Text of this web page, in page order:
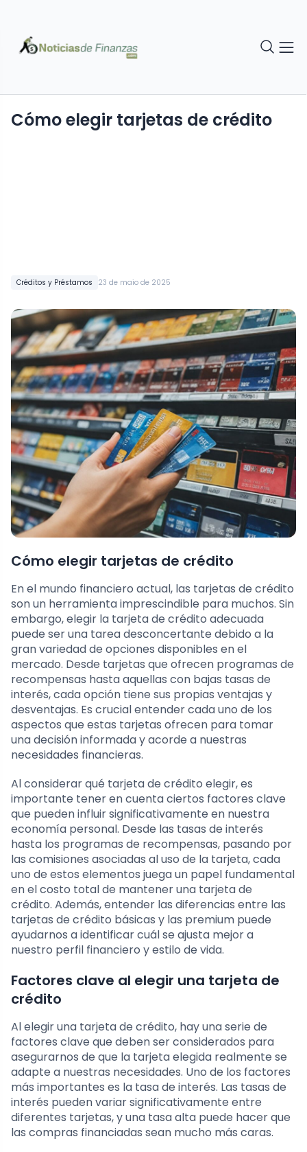
Créditos y Préstamos 23 de maio de 2025
Cómo elegir tarjetas de crédito
Cómo elegir tarjetas de crédito
En el mundo financiero actual, las tarjetas de crédito
son un herramienta imprescindible para muchos. Sin
embargo, elegir la tarjeta de crédito adecuada
puede ser una tarea desconcertante debido a la
gran variedad de opciones disponibles en el
mercado. Desde tarjetas que ofrecen programas de
recompensas hasta aquellas con bajas tasas de
interés, cada opción tiene sus propias ventajas y
desventajas. Es crucial entender cada uno de los
aspectos que estas tarjetas ofrecen para tomar
una decisión informada y acorde a nuestras
necesidades financieras.
Al considerar qué tarjeta de crédito elegir, es
importante tener en cuenta ciertos factores clave
que pueden influir significativamente en nuestra
economía personal. Desde las tasas de interés
hasta los programas de recompensas, pasando por
las comisiones asociadas al uso de la tarjeta, cada
uno de estos elementos juega un papel fundamental
en el costo total de mantener una tarjeta de
crédito. Además, entender las diferencias entre las
tarjetas de crédito básicas y las premium puede
ayudarnos a identificar cuál se ajusta mejor a
nuestro perfil financiero y estilo de vida.
Factores clave al elegir una tarjeta de
crédito
Al elegir una tarjeta de crédito, hay una serie de
factores clave que deben ser considerados para
asegurarnos de que la tarjeta elegida realmente se
adapte a nuestras necesidades. Uno de los factores
más importantes es la tasa de interés. Las tasas de
interés pueden variar significativamente entre
diferentes tarjetas, y una tasa alta puede hacer que
las compras financiadas sean mucho más caras.